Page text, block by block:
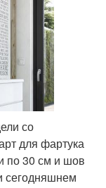
со
для фартука
по 30 см и шов
сегодняшнем